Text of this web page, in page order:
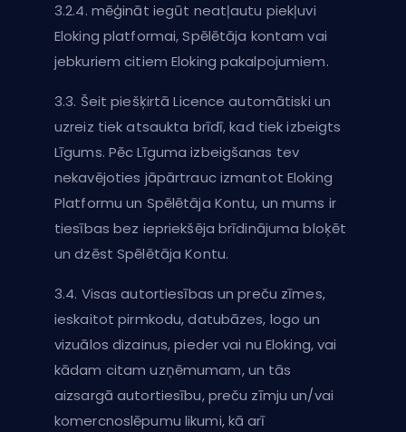
3.2.4. mēģināt iegūt neatļautu piekļuvi
Eloking platformai, Spēlētāja kontam vai
jebkuriem citiem Eloking pakalpojumiem.
3.3. Šeit piešķirtā Licence automātiski un
uzreiz tiek atsaukta brīdī, kad tiek izbeigts
Līgums. Pēc Līguma izbeigšanas tev
nekavējoties jāpārtrauc izmantot Eloking
Platformu un Spēlētāja Kontu, un mums ir
tiesības bez iepriekšēja brīdinājuma bloķēt
un dzēst Spēlētāja Kontu.
3.4. Visas autortiesības un preču zīmes,
ieskaitot pirmkodu, datubāzes, logo un
vizuālos dizainus, pieder vai nu Eloking, vai
kādam citam uzņēmumam, un tās
aizsargā autortiesību, preču zīmju un/vai
komercnoslēpumu likumi, kā arī